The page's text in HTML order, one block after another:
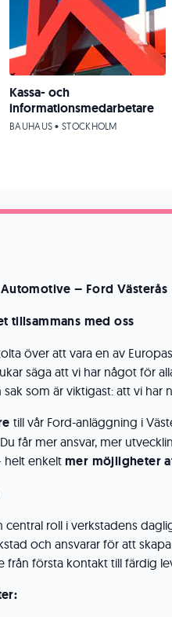
– Ford Västerås
tillsammans med oss
över att vara en av
säga att vi har något för
som är viktigast: att vi har
till vår Ford-anläggning i
får mer ansvar, mer
helt enkeltmer möjligheter
central roll i verkstadens
och ansvarar för att
första kontakt till färdig
Kassa- och
informationsmedarbetare
BAUHAUS • STOCKHOLM